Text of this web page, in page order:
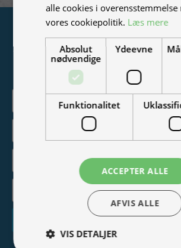
Tilmeld
Vær blandt de første til at modtage info
tilbud, events og
Tilmeld
alle cookies i overensstemmelse
vores cookiepolitik. Læs mere
Absolut
nødvendige
Ydeevne
Funktionalitet
ACCEPTER ALLE
AFVIS ALLE
VIS DETALJER